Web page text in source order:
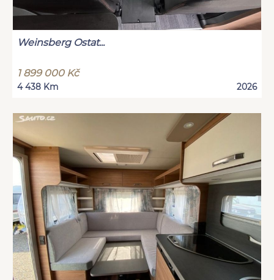
Weinsberg Ostat...
1 899 000 Kč
4 438 Km 2026